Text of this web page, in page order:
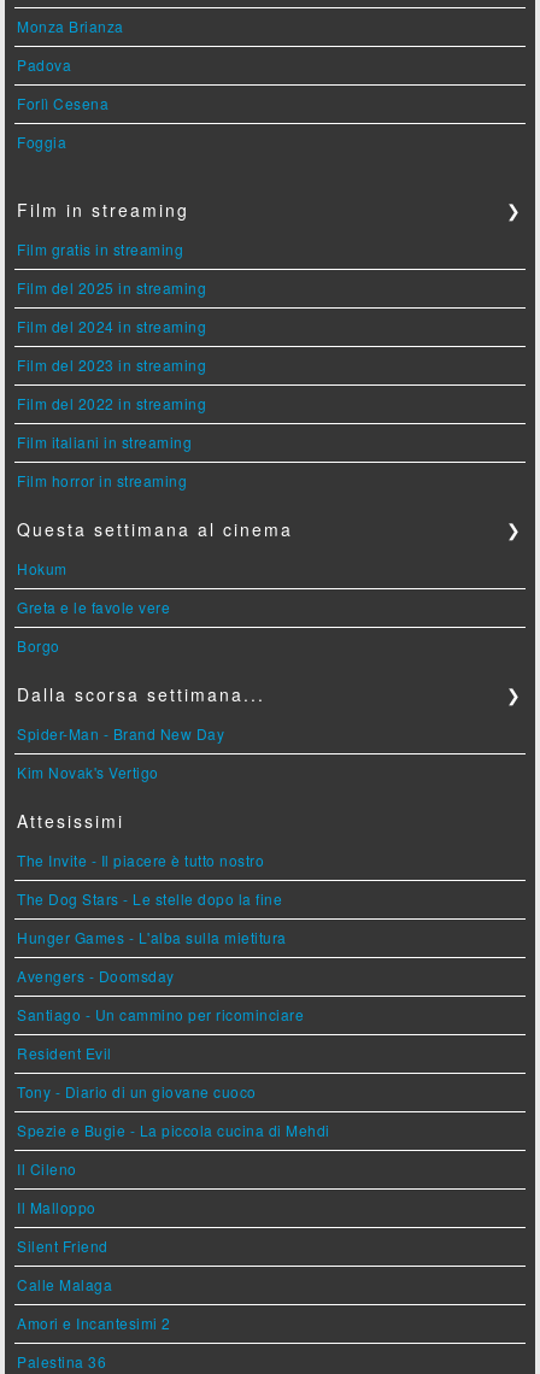
Monza Brianza
Padova
Forlì Cesena
Foggia
Film in streaming ❯
Film gratis in streaming
Film del 2025 in streaming
Film del 2024 in streaming
Film del 2023 in streaming
Film del 2022 in streaming
Film italiani in streaming
Film horror in streaming
Questa settimana al cinema ❯
Hokum
Greta e le favole vere
Borgo
Dalla scorsa settimana... ❯
Spider-Man - Brand New Day
Kim Novak's Vertigo
Attesissimi
The Invite - Il piacere è tutto nostro
The Dog Stars - Le stelle dopo la fine
Hunger Games - L'alba sulla mietitura
Avengers - Doomsday
Santiago - Un cammino per ricominciare
Resident Evil
Tony - Diario di un giovane cuoco
Spezie e Bugie - La piccola cucina di Mehdi
Il Cileno
Il Malloppo
Silent Friend
Calle Malaga
Amori e Incantesimi 2
Palestina 36